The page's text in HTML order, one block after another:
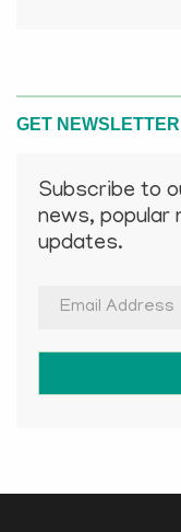
GET NEWSLETTER
Subscribe to
news, popular
updates.